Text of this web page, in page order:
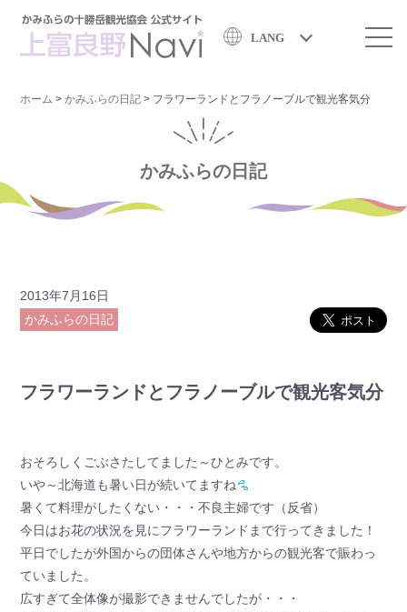
LANG
ホーム >かみふらの日記 > フラワーランドとフラノーブルで観光客気分
かみふらの日記
2013年7月16日
かみふらの日記
フラワーランドとフラノーブルで観光客気分
おそろしくごぶさたしてました～ひとみです。
いや～北海道も暑い日が続いてますね
暑くて料理がしたくない・・・不良主婦です（反省）
今日はお花の状況を見にフラワーランドまで行ってきました！
平日でしたが外国からの団体さんや地方からの観光客で賑わっ
ていました。
広すぎて全体像が撮影できませんでしたが・・・